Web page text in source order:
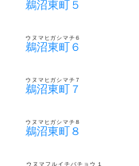
鵜沼東町５
鵜沼東町６
ウヌマヒガシマチ６
鵜沼東町７
ウヌマヒガシマチ７
鵜沼東町８
ウヌマヒガシマチ８
ウヌマフルイチバチョウ１